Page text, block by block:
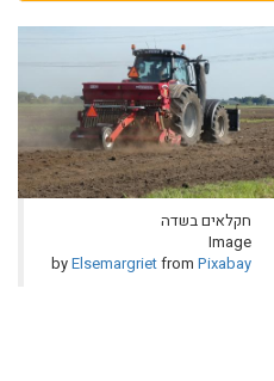
חקלאים בשדה
Image
byElsemargrietfrom Pixabay